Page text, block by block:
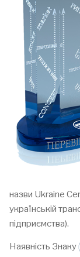
назви Ukraine
українській
підприємства).
Наявність Знаку